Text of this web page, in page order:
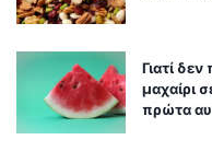
Γιατί
μαχαίρι
πρώτα